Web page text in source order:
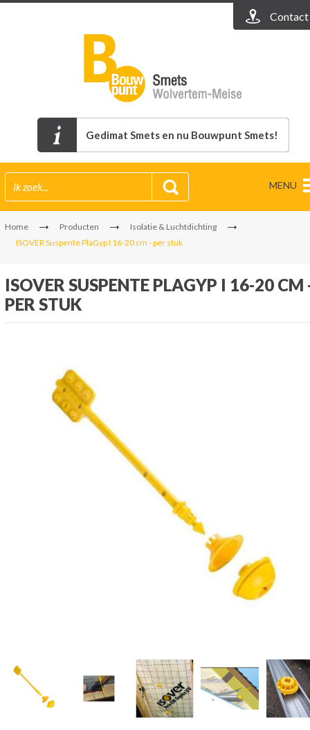
Contact
Gedimat Smets en nu Bouwpunt Smets!
MENU
Home Producten
Isolatie & Luchtdichting
ISOVER Suspente PlaGyp I 16-20 cm - per stuk
ISOVER SUSPENTE PLAGYP I 16-20 CM
PER STUK